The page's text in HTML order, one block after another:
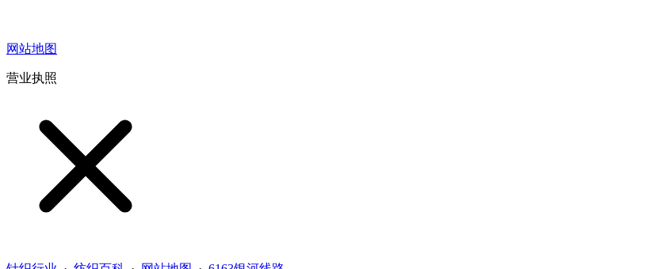
网站地图
营业执照